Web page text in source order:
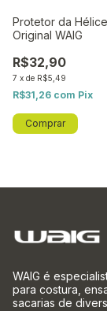
Protetor da
Original WAIG
R$32,90
7 x de R$5,49
R$31,26 com Pix
WAIG é
para costura,
sacarias de